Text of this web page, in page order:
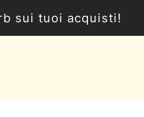
sui tuoi acquisti!